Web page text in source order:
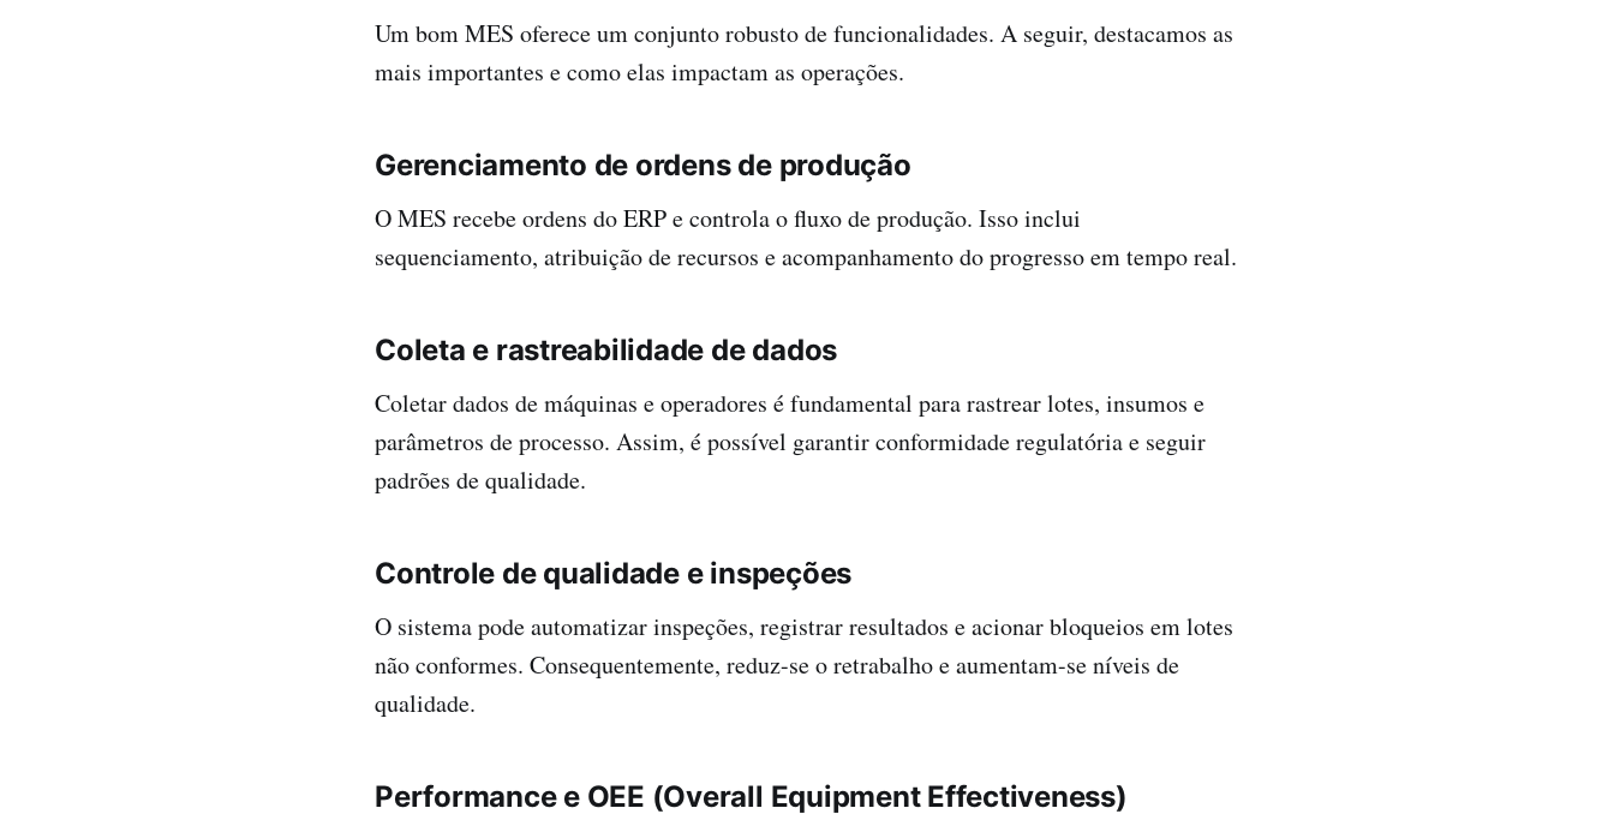
Um bom MES oferece um conjunto robusto de funcionalidades. A seguir, destacamos as
mais importantes e como elas impactam as operações.
Gerenciamento de ordens de produção
O MES recebe ordens do ERP e controla o fluxo de produção. Isso inclui
sequenciamento, atribuição de recursos e acompanhamento do progresso em tempo real.
Coleta e rastreabilidade de dados
Coletar dados de máquinas e operadores é fundamental para rastrear lotes, insumos e
parâmetros de processo. Assim, é possível garantir conformidade regulatória e seguir
padrões de qualidade.
Controle de qualidade e inspeções
O sistema pode automatizar inspeções, registrar resultados e acionar bloqueios em lotes
não conformes. Consequentemente, reduz-se o retrabalho e aumentam-se níveis de
qualidade.
Performance e OEE (Overall Equipment Effectiveness)